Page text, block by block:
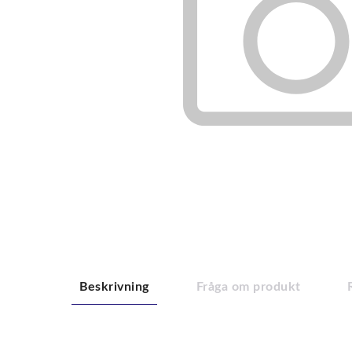
Beskrivning Fråga om produkt